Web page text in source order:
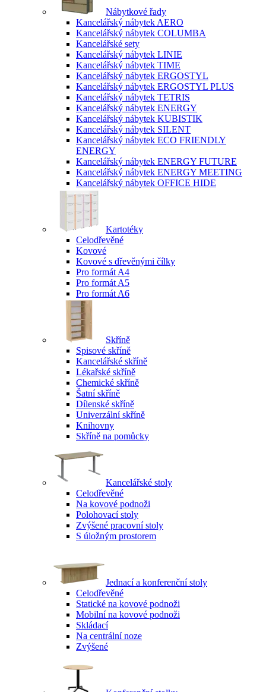
Nábytkové řady
Kancelářský nábytek AERO
Kancelářský nábytek COLUMBA
Kancelářské sety
Kancelářský nábytek LINIE
Kancelářský nábytek TIME
Kancelářský nábytek ERGOSTYL
Kancelářský nábytek ERGOSTYL PLUS
Kancelářský nábytek TETRIS
Kancelářský nábytek ENERGY
Kancelářský nábytek KUBISTIK
Kancelářský nábytek SILENT
Kancelářský nábytek ECO FRIENDLY
ENERGY
Kancelářský nábytek ENERGY FUTURE
Kancelářský nábytek ENERGY MEETING
Kancelářský nábytek OFFICE HIDE
Kartotéky
Celodřevěné
Kovové
Kovové s dřevěnými čílky
Pro formát A4
Pro formát A5
Pro formát A6
Skříně
Spisové skříně
Kancelářské skříně
Lékařské skříně
Chemické skříně
Šatní skříně
Dílenské skříně
Univerzální skříně
Knihovny
Skříně na pomůcky
Kancelářské stoly
Celodřevěné
Na kovové podnoži
Polohovací stoly
Zvýšené pracovní stoly
S úložným prostorem
Jednací a konferenční stoly
Celodřevěné
Statické na kovové podnoži
Mobilní na kovové podnoži
Skládací
Na centrální noze
Zvýšené